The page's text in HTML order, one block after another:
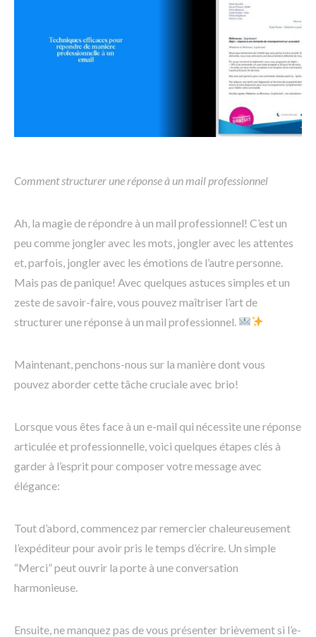
Comment structurer une réponse à un mail professionnel
Ah, la magie de répondre à un mail professionnel! C’est un
peu comme jongler avec les mots, jongler avec les attentes
et, parfois, jongler avec les émotions de l’autre personne.
Mais pas de panique! Avec quelques astuces simples et un
zeste de savoir-faire, vous pouvez maîtriser l’art de
structurer une réponse à un mail professionnel.
Maintenant, penchons-nous sur la manière dont vous
pouvez aborder cette tâche cruciale avec brio!
Lorsque vous êtes face à un e-mail qui nécessite une réponse
articulée et professionnelle, voici quelques étapes clés à
garder à l’esprit pour composer votre message avec
élégance:
Tout d’abord, commencez par remercier chaleureusement
l’expéditeur pour avoir pris le temps d’écrire. Un simple
“Merci” peut ouvrir la porte à une conversation
harmonieuse.
Ensuite, ne manquez pas de vous présenter brièvement si l’e-